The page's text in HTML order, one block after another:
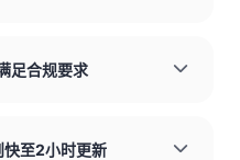
足合规要求
至2小时更新